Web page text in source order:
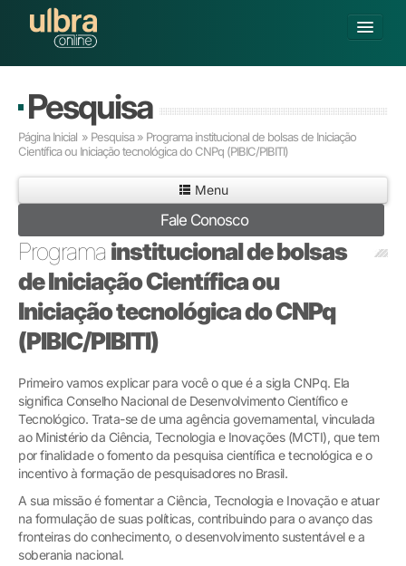
Buscar
Já sou Aluno
Matricule-se
PÓS-GRADUAÇÃO
PESQUISA
EXTENSÃO
POLOS CREDENCIADOS
SOBRE A ULBRA
Pesquisa
Página Inicial » Pesquisa » Programa institucional de bolsas de Iniciação
Científica ou Iniciação tecnológica do CNPq (PIBIC/PIBITI)
Menu
Fale Conosco
Programa institucional de bolsas
de Iniciação Científica ou
Iniciação tecnológica do CNPq
(PIBIC/PIBITI)
Primeiro vamos explicar para você o que é a sigla CNPq. Ela
significa Conselho Nacional de Desenvolvimento Científico e
Tecnológico. Trata-se de uma agência governamental, vinculada
ao Ministério da Ciência, Tecnologia e Inovações (MCTI), que tem
por finalidade o fomento da pesquisa científica e tecnológica e o
incentivo à formação de pesquisadores no Brasil.
A sua missão é fomentar a Ciência, Tecnologia e Inovação e atuar
na formulação de suas políticas, contribuindo para o avanço das
fronteiras do conhecimento, o desenvolvimento sustentável e a
soberania nacional.